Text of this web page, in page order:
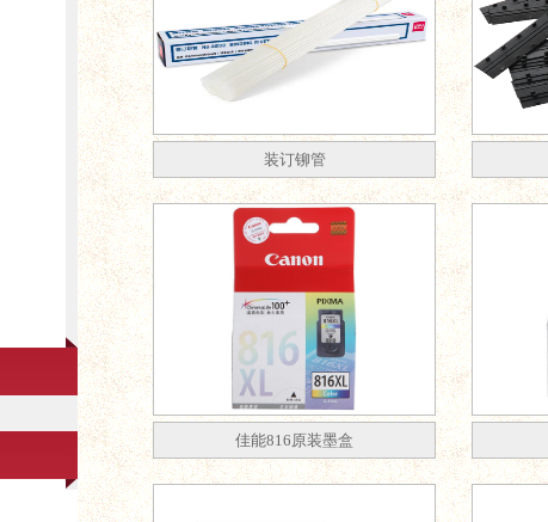
装订铆管
佳能816原装墨盒